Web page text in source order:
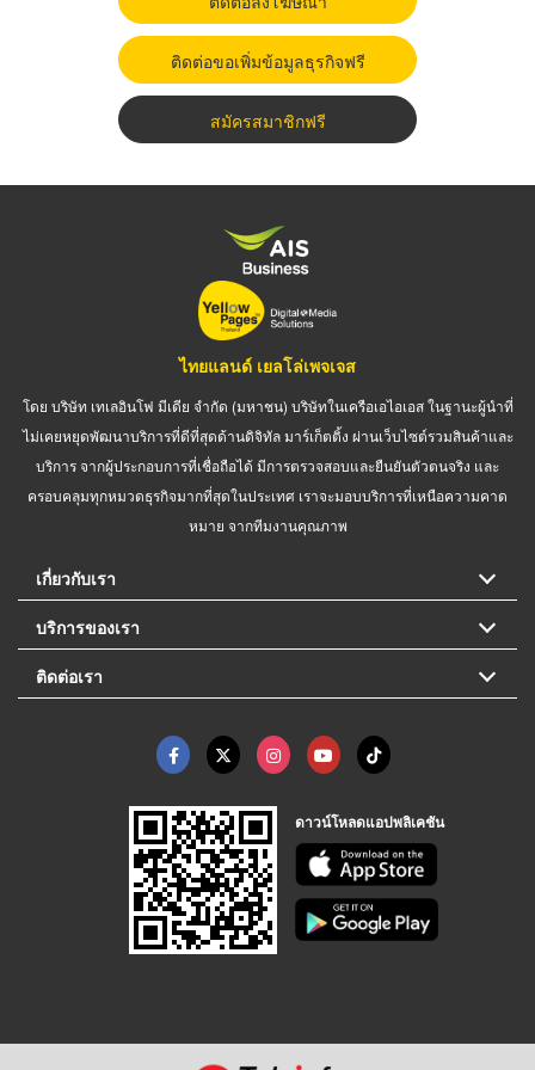
ติดต่อขอเพิ่มข้อมูลธุรกิจฟรี
สมัครสมาชิกฟรี
ไทยแลนด์ เยลโล่เพจเจส
โดย บริษัท เทเลอินโฟ มีเดีย จำกัด (มหาชน) บริษัทในเครือเอไอเอส ในฐานะผู้นำที่
ไม่เคยหยุดพัฒนาบริการที่ดีที่สุดด้านดิจิทัล มาร์เก็ตติ้ง ผ่านเว็บไซต์รวมสินค้าและ
บริการ จากผู้ประกอบการที่เชื่อถือได้ มีการตรวจสอบและยืนยันตัวตนจริง และ
ครอบคลุมทุกหมวดธุรกิจมากที่สุดในประเทศ เราจะมอบบริการที่เหนือความคาด
หมาย จากทีมงานคุณภาพ
เกี่ยวกับเรา
บริการของเรา
ติดต่อเรา
ดาวน์โหลดแอปพลิเคชัน